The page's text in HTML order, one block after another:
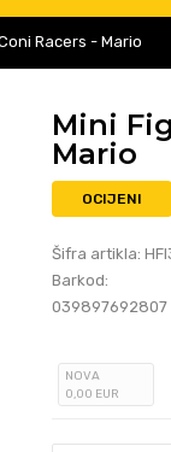
Racers - Mario
Mini
Mario
OCIJENI
Šifra artikla:
Barkod:
039897692807
NOVA
0,00 EUR